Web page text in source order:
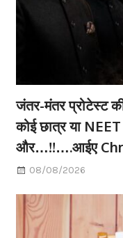
जंतर-मंतर प्रोटेस्ट
कोई छात्र या
और…!!….आईए
08/08/2026